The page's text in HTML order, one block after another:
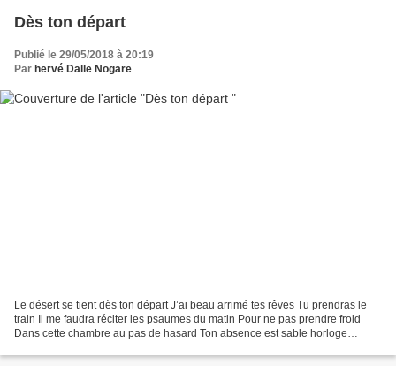
Dès ton départ
Publié le 29/05/2018 à 20:19
Par hervé Dalle Nogare
Le désert se tient dès ton départ J’ai beau arrimé tes rêves Tu prendras le
train Il me faudra réciter les psaumes du matin Pour ne pas prendre froid
Dans cette chambre au pas de hasard Ton absence est sable horloge